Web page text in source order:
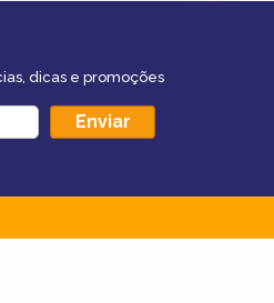
dicas e promoções